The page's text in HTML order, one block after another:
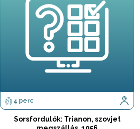
4 perc
Sorsfordulók: Trianon, szovjet